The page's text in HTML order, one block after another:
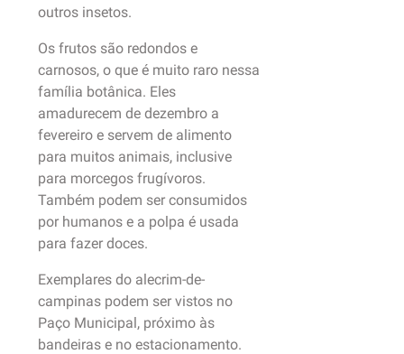
outros insetos.
Os frutos são redondos e
carnosos, o que é muito raro nessa
família botânica. Eles
amadurecem de dezembro a
fevereiro e servem de alimento
para muitos animais, inclusive
para morcegos frugívoros.
Também podem ser consumidos
por humanos e a polpa é usada
para fazer doces.
Exemplares do alecrim-de-
campinas podem ser vistos no
Paço Municipal, próximo às
bandeiras e no estacionamento.